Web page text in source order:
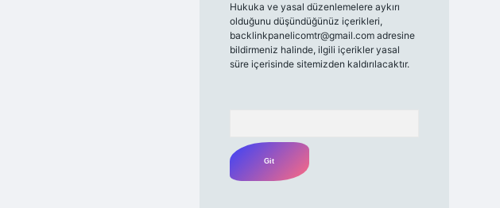
Hukuka ve yasal düzenlemelere aykırı
olduğunu düşündüğünüz içerikleri,
backlinkpanelicomtr@gmail.comadresine
bildirmeniz halinde, ilgili içerikler yasal
süre içerisinde sitemizden kaldırılacaktır.